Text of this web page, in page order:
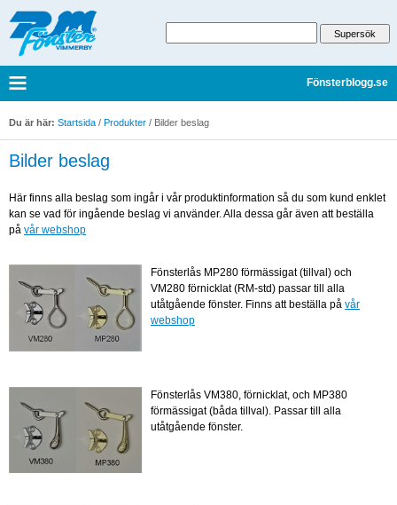
Fönsterblogg.se
Du är här: Startsida / Produkter / Bilder beslag
Bilder beslag
Här finns alla beslag som ingår i vår produktinformation så du som kund enklet
kan se vad för ingående beslag vi använder. Alla dessa går även att beställa
på vår webshop
Fönsterlås MP280 förmässigat (tillval) och
VM280 förnicklat (RM-std) passar till alla
utåtgående fönster. Finns att beställa på vår
webshop
Fönsterlås VM380, förnicklat, och MP380
förmässigat (båda tillval). Passar till alla
utåtgående fönster.